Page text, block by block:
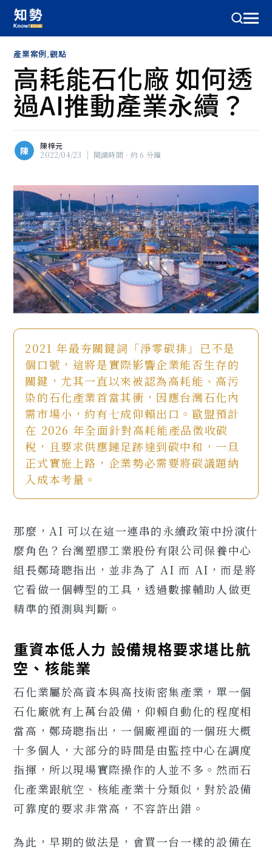
產業案例,觀點
高耗能石化廠 如何透
過AI推動產業永續？
陳
陳梓元
2022/04/23
| 閱讀時間‧約 6 分鐘
2021 年最夯關鍵詞「淨零碳排」已不是
個口號，這將是實際影響企業能否生存的
關鍵，尤其一直以來被認為高耗能、高污
染的石化產業首當其衝，因應台灣石化內
需市場小，約有七成仰賴出口。歐盟預計
在 2026 年全面針對高耗能產品徵收碳
稅，且要求供應鏈足跡達到碳中和，一旦
正式實施上路，企業勢必需要將碳議題納
入成本考量。
那麼，AI 可以在這一連串的永續政策中扮演什
麼角色？台灣塑膠工業股份有限公司保養中心
組長鄭琦聰指出，並非為了 AI 而 AI，而是將
它看做一個轉型的工具，透過數據輔助人做更
精準的預測與判斷。
重資本低人力 設備規格要求堪比航
空、核能業
石化業屬於高資本與高技術密集產業，單一個
石化廠就有上萬台設備，仰賴自動化的程度相
當高，鄭琦聰指出，一個廠裡面的一個班大概
十多個人，大部分的時間是由監控中心在調度
指揮，所以現場實際操作的人並不多。然而石
化產業跟航空、核能產業十分類似，對於設備
可靠度的要求非常高，不容許出錯。
為此，早期的做法是，會買一台一樣的設備在